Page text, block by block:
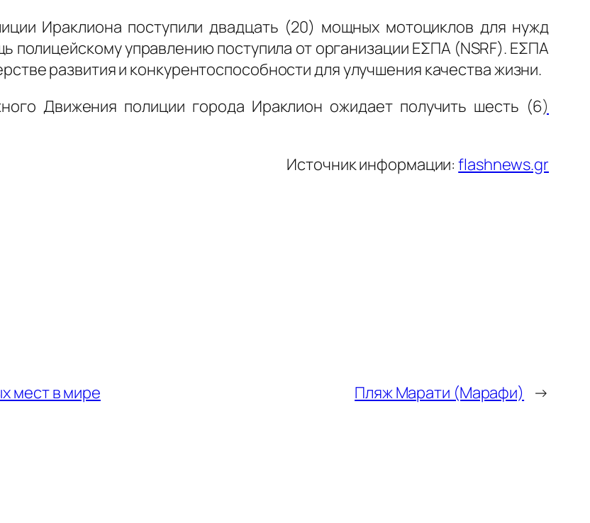
Ираклиона поступили двадцать (20) мощных мотоциклов для нужд
управлению поступила от организации ΕΣΠΑ (NSRF). ΕΣΠΑ
развития и конкурентоспособности для улучшения качества жизни.
Движения полиции города Ираклион ожидает получить шесть (6)
Источник информации:flashnews.gr
мест в мире Пляж Марати (Марафи) →